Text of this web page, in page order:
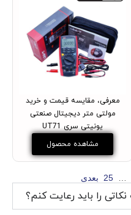
معرفی، مقایسه قیمت و خرید
مولتی متر دیجیتال صنعتی
یونیتی سری UT71
مشاهده محصول
…
25 بعدی
را باید رعایت کنم؟